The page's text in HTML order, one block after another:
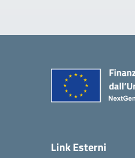
Link Esterni